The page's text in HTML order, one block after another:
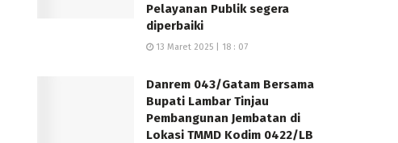
Pelayanan Publik segera
diperbaiki
13 Maret 2025 | 18 : 07
Danrem 043/Gatam Bersama
Bupati Lambar Tinjau
Pembangunan Jembatan di
Lokasi TMMD Kodim 0422/LB